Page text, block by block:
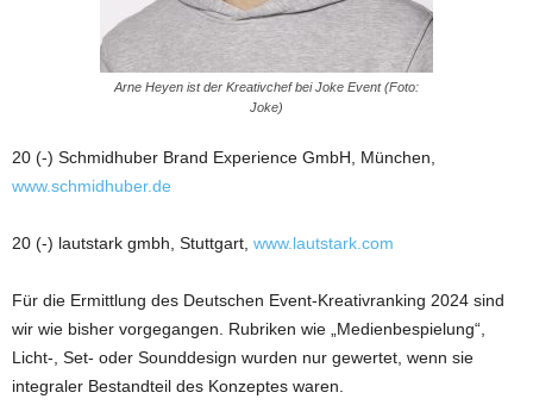
Arne Heyen ist der Kreativchef bei Joke Event (Foto:
Joke)
20 (-) Schmidhuber Brand Experience GmbH, München,
www.schmidhuber.de
20 (-) lautstark gmbh, Stuttgart, www.lautstark.com
Für die Ermittlung des Deutschen Event-Kreativranking 2024 sind
wir wie bisher vorgegangen. Rubriken wie „Medienbespielung“,
Licht-, Set- oder Sounddesign wurden nur gewertet, wenn sie
integraler Bestandteil des Konzeptes waren.